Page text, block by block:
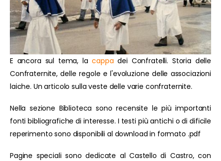
E ancora sul tema, lacappa dei Confratelli. Storia delle
Confraternite, delle regole e l'evoluzione delle associazioni
laiche. Un articolo sulla veste delle varie confraternite.
Nella sezione Biblioteca sono recensite le più importanti
fonti bibliografiche di interesse. I testi più antichi o di dificile
reperimento sono disponibili al download in formato .pdf
Pagine speciali sono dedicate al Castello di Castro, con